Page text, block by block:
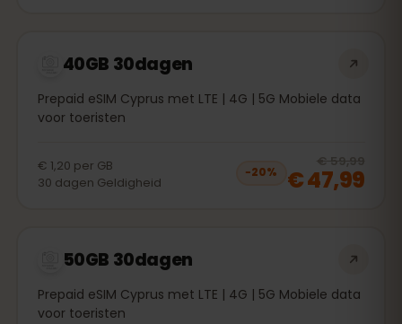
40GB 30dagen
Prepaid eSIM Cyprus met LTE | 4G | 5G Mobiele data
voor toeristen
€ 1,20 per GB
30 dagen Geldigheid
−20%
€ 59,99
€ 47,99
50GB 30dagen
Prepaid eSIM Cyprus met LTE | 4G | 5G Mobiele data
voor toeristen